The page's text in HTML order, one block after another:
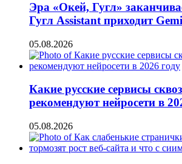
Эра «Окей, Гугл»
Гугл Assistant приходит
05.08.2026
Какие русские сервисы
рекомендуют нейросети в
05.08.2026